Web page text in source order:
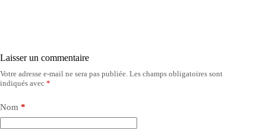
Laisser un commentaire
Votre adresse e-mail ne sera pas publiée. Les champs obligatoires sont
indiqués avec *
Nom *